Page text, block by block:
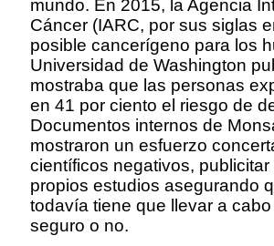
mundo. En 2015, la Agencia
Cáncer (IARC, por sus siglas
posible cancerígeno para los
Universidad de Washington
mostraba que las personas
en 41 por ciento el riesgo de
Documentos internos de
mostraron un esfuerzo
científicos negativos,
propios estudios asegurando
todavía tiene que llevar a
seguro o no.